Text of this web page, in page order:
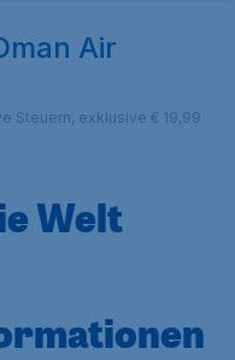
Air
Steuern, exklusive € 19,99
Welt